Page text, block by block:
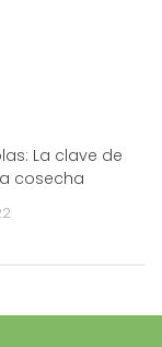
La clave de
cosecha